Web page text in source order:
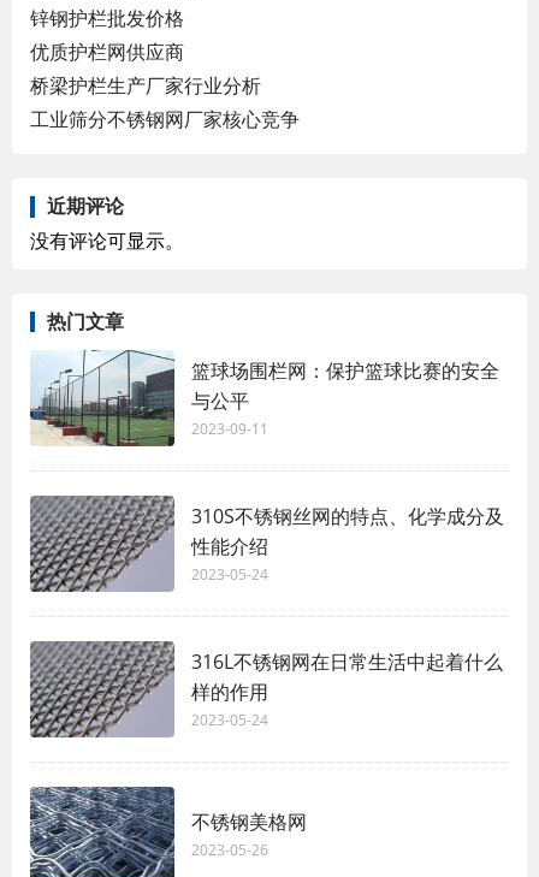
锌钢护栏批发价格
优质护栏网供应商
桥梁护栏生产厂家行业分析
工业筛分不锈钢网厂家核心竞争
近期评论
没有评论可显示。
热门文章
篮球场围栏网：保护篮球比赛的安全
与公平
2023-09-11
310S不锈钢丝网的特点、化学成分及
性能介绍
2023-05-24
316L不锈钢网在日常生活中起着什么
样的作用
2023-05-24
不锈钢美格网
2023-05-26